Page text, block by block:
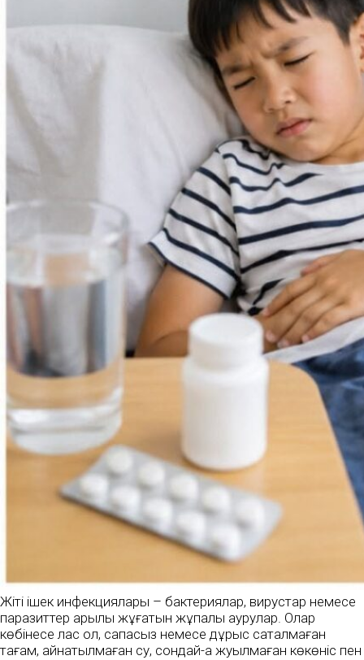
Жіті ішек инфекциялары – бактериялар, вирустар немесе
паразиттер арқылы жұғатын жұқпалы аурулар. Олар
көбінесе лас қол, сапасыз немесе дұрыс сақталмаған
тағам, қайнатылмаған су, сондай-ақ жуылмаған көкөніс пен